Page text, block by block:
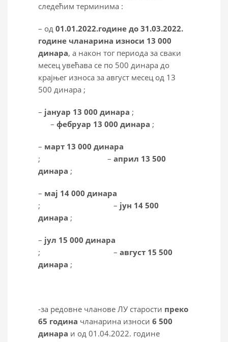
следећим терминима :
– од 01.01.2022.године до 31.03.2022.
године чланарина износи 13 000
динара, а након тог периода за сваки
месец увећава се по 500 динара до
крајњег износа за август месец од 13
500 динара ;
– јануар 13 000 динара ;
– фебруар 13 000 динара ;
– март 13 000 динара
; – април 13 500
динара ;
– мај 14 000 динара
; – јун 14 500
динара ;
– јул 15 000 динара
; – август 15 500
динара ;
-за редовне чланове ЛУ старости преко
65 година чланарина износи 6 500
динара и од 01.04.2022. године